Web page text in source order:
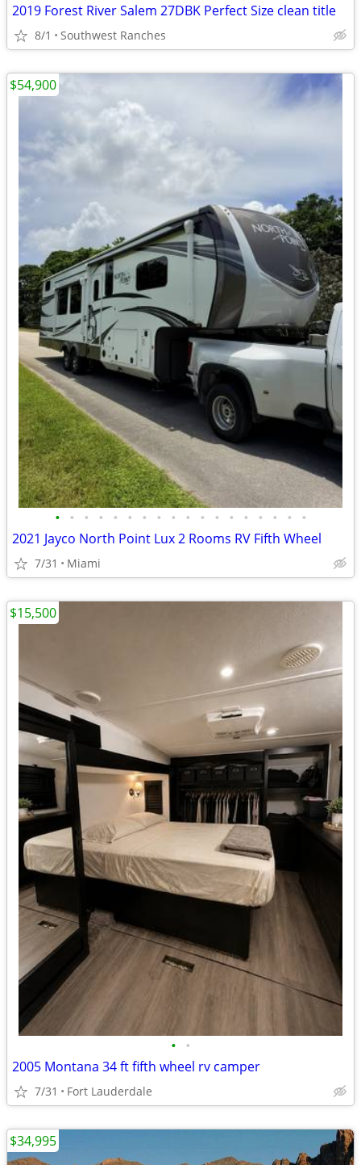
2019 Forest River Salem 27DBK Perfect Size clean title
8/1 Southwest Ranches
• • • • • • • • • • • • • • • • • •
2021 Jayco North Point Lux 2 Rooms RV Fifth Wheel
7/31 Miami
$54,900
• •
2005 Montana 34 ft fifth wheel rv camper
7/31 Fort Lauderdale
$15,500
$34,995